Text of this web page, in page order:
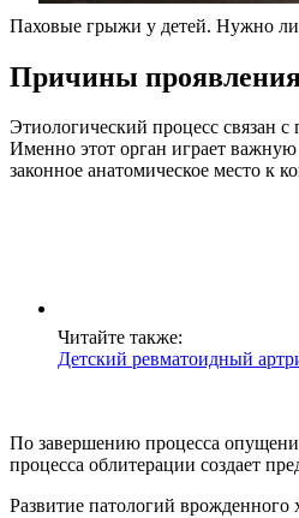
Паховые грыжи у детей. Нужно ли
Причины
Этиологический процесс связан
Именно этот орган играет
законное анатомическое место к
Читайте также:
Детский ревматоидный
По завершению процесса
процесса облитерации создает
Развитие патологий